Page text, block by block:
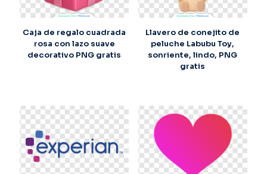
Caja de regalo cuadrada
rosa con lazo suave
decorativo PNG gratis
Llavero de conejito de
peluche Labubu Toy,
sonriente, lindo, PNG
gratis